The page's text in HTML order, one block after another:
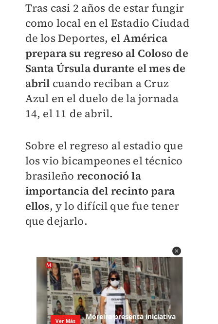
Tras casi 2 años de estar fungir
como local en el Estadio Ciudad
de los Deportes, el América
prepara su regreso al Coloso de
Santa Úrsula durante el mes de
abril cuando reciban a Cruz
Azul en el duelo de la jornada
14, el 11 de abril.
Sobre el regreso al estadio que
los vio bicampeones el técnico
brasileño reconoció la
importancia del recinto para
ellos, y lo difícil que fue tener
que dejarlo.